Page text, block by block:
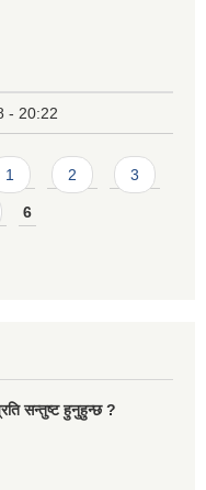
- 20:22
1 2 3
6
सन्तुष्ट हुनुहुन्छ ?